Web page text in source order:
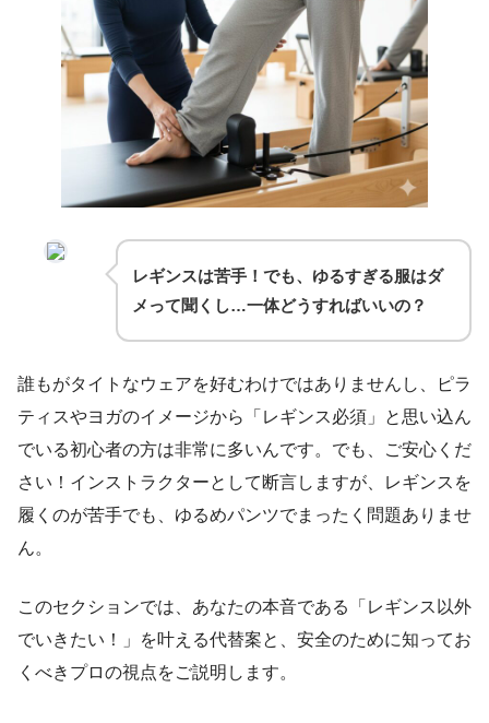
レギンスは苦手！でも、ゆるすぎる服はダ
メって聞くし…一体どうすればいいの？
誰もがタイトなウェアを好むわけではありませんし、ピラ
ティスやヨガのイメージから「レギンス必須」と思い込ん
でいる初心者の方は非常に多いんです。でも、ご安心くだ
さい！インストラクターとして断言しますが、レギンスを
履くのが苦手でも、ゆるめパンツでまったく問題ありませ
ん。
このセクションでは、あなたの本音である「レギンス以外
でいきたい！」を叶える代替案と、安全のために知ってお
くべきプロの視点をご説明します。